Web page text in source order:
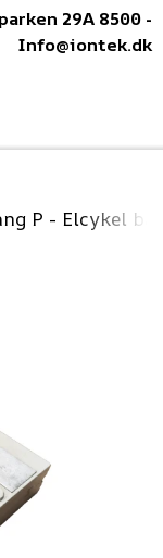
29A 8500 -
Info@iontek.dk
P - Elcykel